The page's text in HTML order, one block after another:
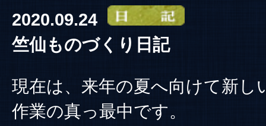
2020.09.24
竺仙ものづくり日記
現在は、来年の夏へ向けて新し
作業の真っ最中です。